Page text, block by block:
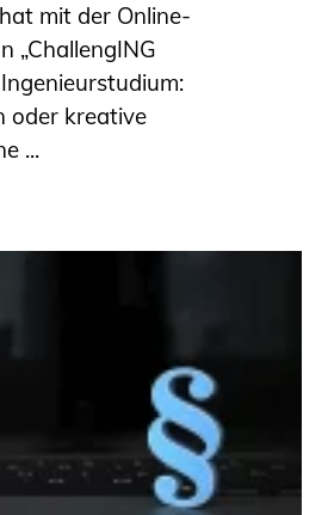
mit der Online-
„ChallengING
oder kreative
...